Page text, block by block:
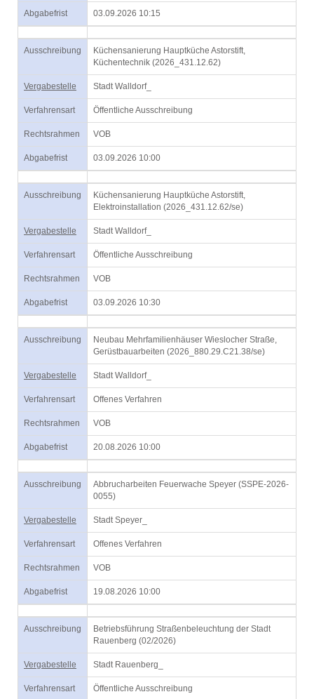
Abgabefrist 03.09.2026 10:15
Ausschreibung
Küchensanierung Hauptküche Astorstift,
Küchentechnik (2026_431.12.62)
Vergabestelle Stadt Walldorf_
Verfahrensart Öffentliche Ausschreibung
Rechtsrahmen VOB
Abgabefrist 03.09.2026 10:00
Ausschreibung
Küchensanierung Hauptküche Astorstift,
Elektroinstallation (2026_431.12.62/se)
Vergabestelle Stadt Walldorf_
Verfahrensart Öffentliche Ausschreibung
Rechtsrahmen VOB
Abgabefrist 03.09.2026 10:30
Ausschreibung
Neubau Mehrfamilienhäuser Wieslocher Straße,
Gerüstbauarbeiten (2026_880.29.C21.38/se)
Vergabestelle Stadt Walldorf_
Verfahrensart Offenes Verfahren
Rechtsrahmen VOB
Abgabefrist 20.08.2026 10:00
Ausschreibung
Abbrucharbeiten Feuerwache Speyer (SSPE-2026-
0055)
Vergabestelle Stadt Speyer_
Verfahrensart Offenes Verfahren
Rechtsrahmen VOB
Abgabefrist 19.08.2026 10:00
Ausschreibung
Betriebsführung Straßenbeleuchtung der Stadt
Rauenberg (02/2026)
Vergabestelle Stadt Rauenberg_
Verfahrensart Öffentliche Ausschreibung